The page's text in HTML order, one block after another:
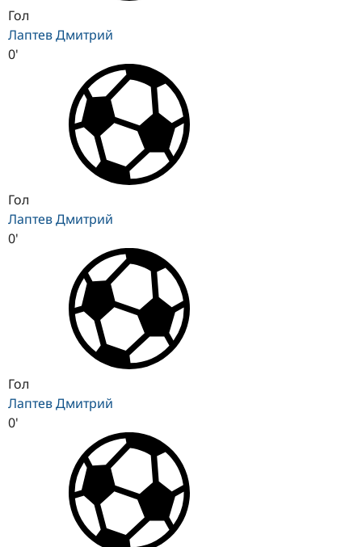
Гол
Лаптев Дмитрий
0'
Гол
Лаптев Дмитрий
0'
Гол
Лаптев Дмитрий
0'